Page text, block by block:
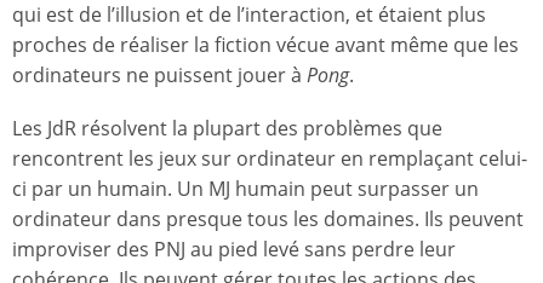
qui est de l’illusion et de l’interaction, et étaient plus
proches de réaliser la fiction vécue avant même que les
ordinateurs ne puissent jouer à Pong.
Les JdR résolvent la plupart des problèmes que
rencontrent les jeux sur ordinateur en remplaçant celui-
ci par un humain. Un MJ humain peut surpasser un
ordinateur dans presque tous les domaines. Ils peuvent
improviser des PNJ au pied levé sans perdre leur